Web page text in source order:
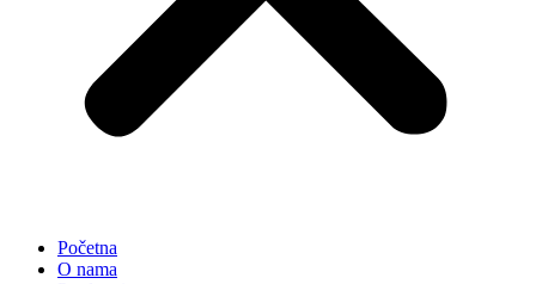
Početna
O nama